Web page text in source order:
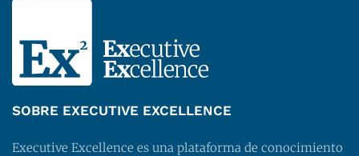
SOBRE EXECUTIVE EXCELLENCE
Executive Excellence es una plataforma de conocimiento